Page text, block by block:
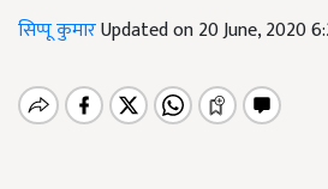
सिप्पू कुमारUpdated on 20 June, 2020